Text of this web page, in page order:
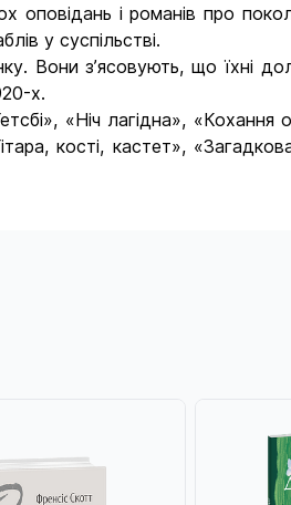
і романів про
у суспільстві.
Вони з’ясовують, що їхні
х.
«Ніч лагідна», «Кохання
кості, кастет»,